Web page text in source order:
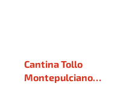
Cantina Tollo
Montepulciano